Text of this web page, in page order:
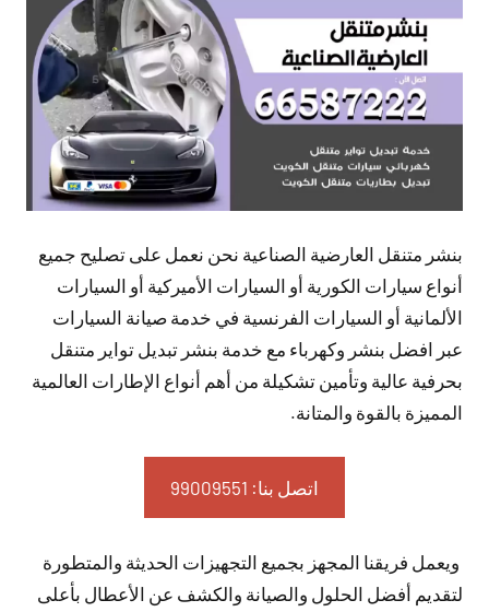
تعليقات
بنشر متنقل العارضية الصناعية نحن نعمل على تصليح جميع
أنواع سيارات الكورية أو السيارات الأميركية أو السيارات
الألمانية أو السيارات الفرنسية في خدمة صيانة السيارات
عبر افضل بنشر وكهرباء مع خدمة بنشر تبديل تواير متنقل
بحرفية عالية وتأمين تشكيلة من أهم أنواع الإطارات العالمية
المميزة بالقوة والمتانة.
اتصل بنا: 99009551‬
ويعمل فريقنا المجهز بجميع التجهيزات الحديثة والمتطورة
لتقديم أفضل الحلول والصيانة والكشف عن الأعطال بأعلى